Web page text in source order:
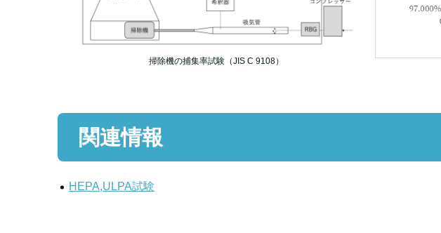
掃除機の捕集率試験（JIS C 9108）
関連情報
HEPA,ULPA試験